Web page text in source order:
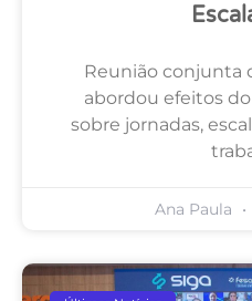
Reunião conjunta
abordou efeitos
sobre jornadas,
Ana Paula